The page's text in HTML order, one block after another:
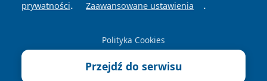
prywatności. Zaawansowane ustawienia .
Polityka Cookies
Przejdź do serwisu
News Autorzy